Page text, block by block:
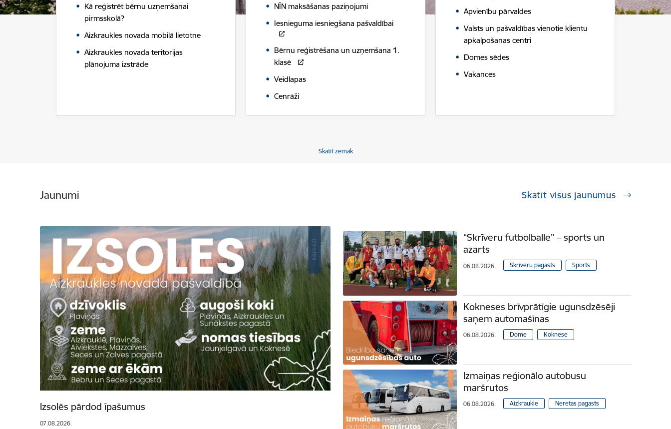
Kā reģistrēt bērnu uzņemšanai
pirmsskolā?
Aizkraukles novada mobilā lietotne
Aizkraukles novada teritorijas
plānojuma izstrāde
NĪN maksāšanas paziņojumi
Iesnieguma iesniegšana pašvaldībai
Bērnu reģistrēšana un uzņemšana 1.
klasē
Veidlapas
Cenrāži
Apvienību pārvaldes
Valsts un pašvaldības vienotie klientu
apkalpošanas centri
Domes sēdes
Vakances
Skatīt zemāk
Jaunumi Skatīt visus jaunumus
Izsolēs pārdod īpašumus
07.08.2026.
“Skrīveru futbolballe” – sports un
azarts
06.08.2026. Skrīveru pagasts Sports
Kokneses brīvprātīgie ugunsdzēsēji
saņem automašīnas
06.08.2026. Dome Koknese
Izmaiņas reģionālo autobusu
maršrutos
06.08.2026. Aizkraukle Neretas pagasts